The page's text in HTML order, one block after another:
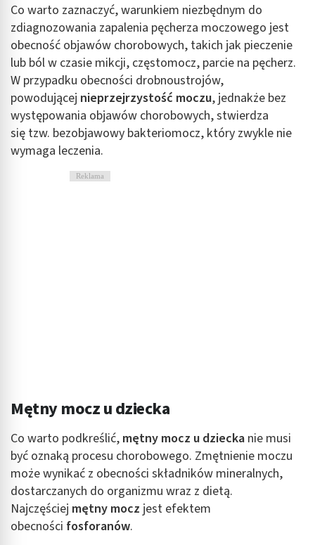
Co warto zaznaczyć, warunkiem niezbędnym do
zdiagnozowania zapalenia pęcherza moczowego jest
obecność objawów chorobowych, takich jak pieczenie
lub ból w czasie mikcji, częstomocz, parcie na pęcherz.
W przypadku obecności drobnoustrojów,
powodującej nieprzejrzystość moczu, jednakże bez
występowania objawów chorobowych, stwierdza
się tzw. bezobjawowy bakteriomocz, który zwykle nie
wymaga leczenia.
Reklama
Mętny mocz u dziecka
Co warto podkreślić, mętny mocz u dziecka nie musi
być oznaką procesu chorobowego. Zmętnienie moczu
może wynikać z obecności składników mineralnych,
dostarczanych do organizmu wraz z dietą.
Najczęściej mętny mocz jest efektem
obecności fosforanów.